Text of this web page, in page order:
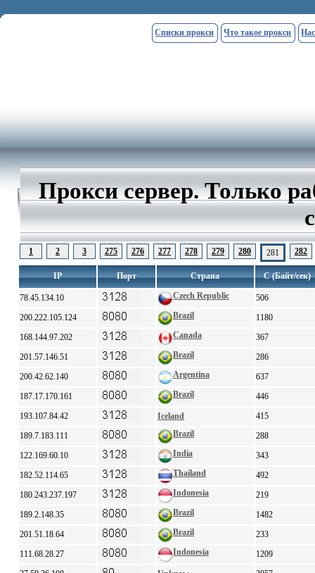
Списки прокси Что такое прокси
Прокси сервер. Только
1 2 3 275 276 277 278 279 280 281 282
IP Порт Страна С (Байт/сек)
78.45.134.10 Czech Republic
506
200.222.105.124
Brazil
1180
168.144.97.202
Canada
367
201.57.146.51
Brazil
286
200.42.62.140
Argentina
637
187.17.170.161
Brazil
446
193.107.84.42
Iceland
415
189.7.183.111
Brazil
288
122.169.60.10
India
343
182.52.114.65
Thailand
492
180.243.237.197
Indonesia
219
189.2.148.35
Brazil
1482
201.51.18.64
Brazil
233
111.68.28.27
Indonesia
1209